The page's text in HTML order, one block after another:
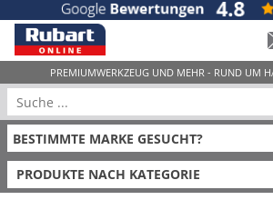
PRODUKTE NACH KATEGORIE